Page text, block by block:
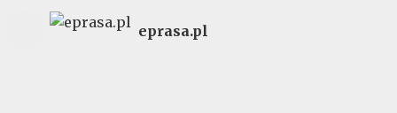
eprasa.pl